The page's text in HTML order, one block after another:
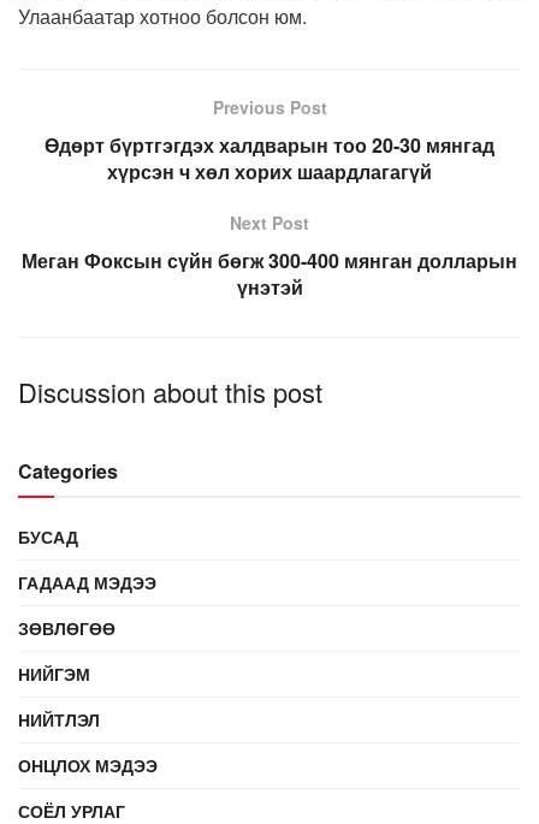
Улаанбаатар хотноо болсон юм.
Previous Post
Өдөрт бүртгэгдэх халдварын тоо 20-30 мянгад
хүрсэн ч хөл хорих шаардлагагүй
Next Post
Меган Фоксын сүйн бөгж 300-400 мянган долларын
үнэтэй
Discussion about this post
Categories
БУСАД
ГАДААД МЭДЭЭ
ЗӨВЛӨГӨӨ
НИЙГЭМ
НИЙТЛЭЛ
ОНЦЛОХ МЭДЭЭ
СОЁЛ УРЛАГ